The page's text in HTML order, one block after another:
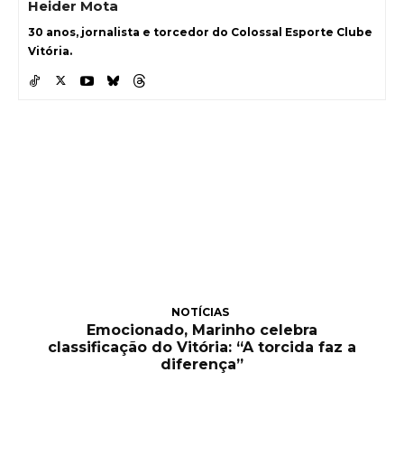
Heider Mota
30 anos, jornalista e torcedor do Colossal Esporte Clube
Vitória.
NOTÍCIAS
Emocionado, Marinho celebra
classificação do Vitória: “A torcida faz a
diferença”